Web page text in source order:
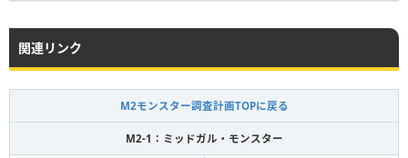
関連リンク
M2モンスター調査計画TOPに戻る
M2-1：ミッドガル・モンスター